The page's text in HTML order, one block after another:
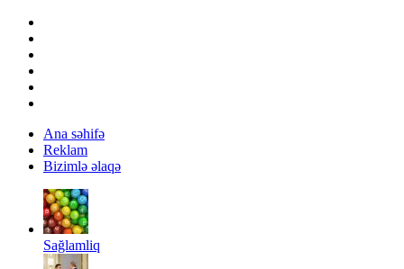
Ana səhifə
Reklam
Bizimlə əlaqə
Sağlamliq